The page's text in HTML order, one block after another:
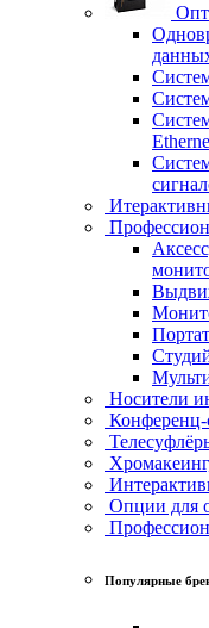
Носители
Опции для
Популярные